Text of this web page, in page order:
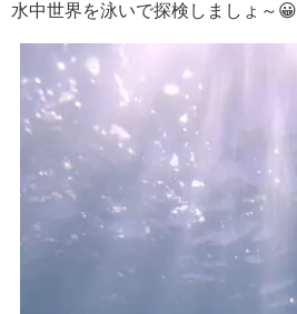
水中世界を泳いで探検しましょ～😀